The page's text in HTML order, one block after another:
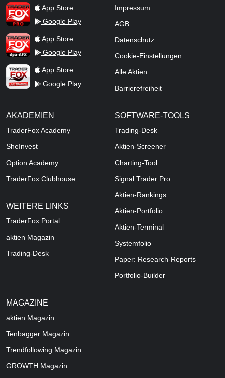
TraderFox ProApp Store
Google Play
TraderFox dpa-AFX ProFeed
App Store
Google Play
TraderFox Live Trading
App Store
Google Play
Impressum
AGB
Datenschutz
Cookie-Einstellungen
Alle Aktien
Barrierefreiheit
AKADEMIEN
TraderFox Academy
SheInvest
Option Academy
TraderFox Clubhouse
WEITERE LINKS
TraderFox Portal
aktien Magazin
Trading-Desk
SOFTWARE-TOOLS
Trading-Desk
Aktien-Screener
Charting-Tool
Signal Trader Pro
Aktien-Rankings
Aktien-Portfolio
Aktien-Terminal
Systemfolio
Paper: Research-Reports
Portfolio-Builder
MAGAZINE
aktien Magazin
Tenbagger Magazin
Trendfollowing Magazin
GROWTH Magazin